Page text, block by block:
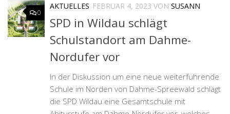
0
AKTUELLES FEBRUAR 4, 2023 VON SUSANN
SPD in Wildau schlägt
Schulstandort am Dahme-
Nordufer vor
In der Diskussion um eine neue weiterführende
Schule im Norden von Dahme-Spreewald schlägt
die SPD Wildau eine Gesamtschule mit